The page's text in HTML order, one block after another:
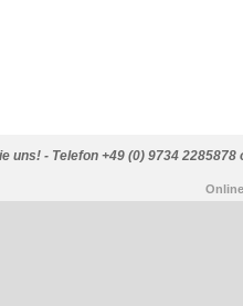
uns! - Telefon +49 (0) 9734